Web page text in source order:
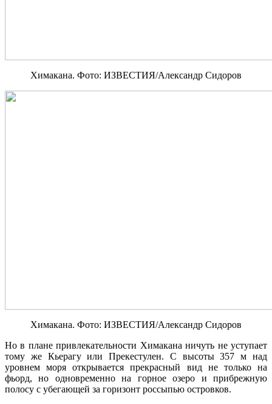
Химакана. Фото: ИЗВЕСТИЯ/Александр Сидоров
Химакана. Фото: ИЗВЕСТИЯ/Александр Сидоров
Но в плане привлекательности Химакана ничуть не уступает
тому же Кьерагу или Прекестулен. С высоты 357 м над
уровнем моря открывается прекрасный вид не только на
фьорд, но одновременно на горное озеро и прибрежную
полосу с убегающей за горизонт россыпью островков.